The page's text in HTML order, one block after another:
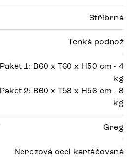
Stříbrná
Tenká podnož
Paket 1: B60 x T60 x H50 cm - 4
kg
Paket 2: B60 x T58 x H56 cm - 8
kg
Greg
Nerezová ocel kartáčovaná